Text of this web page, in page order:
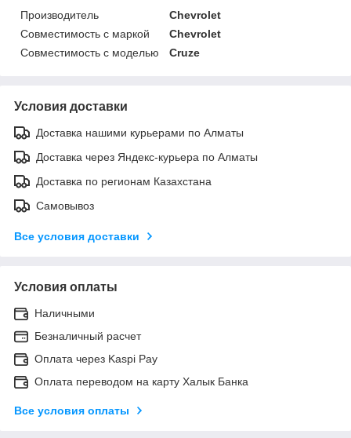
Производитель
Chevrolet
Совместимость с маркой
Chevrolet
Совместимость с моделью
Cruze
Условия доставки
Доставка нашими курьерами по Алматы
Доставка через Яндекс-курьера по Алматы
Доставка по регионам Казахстана
Самовывоз
Все условия доставки
Условия оплаты
Наличными
Безналичный расчет
Оплата через Kaspi Pay
Оплата переводом на карту Халык Банка
Все условия оплаты